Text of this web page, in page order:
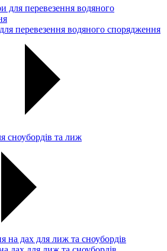
перевезення водяного спорядження
сноубордів та лиж